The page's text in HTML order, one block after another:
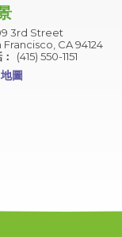
3rd Street
Francisco, CA 94124
(415) 550-1151
地圖